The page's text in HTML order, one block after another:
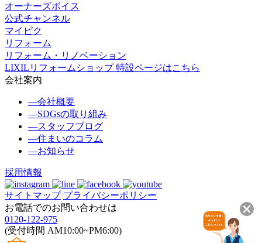
オーナーズボイス
公式チャンネル
マイピク
リフォーム
リフォーム・リノベーション
LIXILリフォームショップ 特設ページはこちら
会社案内
―会社概要
―SDGsの取り組み
―スタッフブログ
―住まいのコラム
―お知らせ
採用情報
サイトマップ プライバシーポリシー
お電話でのお問い合わせは
0120-122-975
(受付時間 AM10:00~PM6:00)